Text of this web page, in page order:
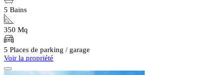
5 Bains
350 Mq
5 Places de parking / garage
Voir la propriété